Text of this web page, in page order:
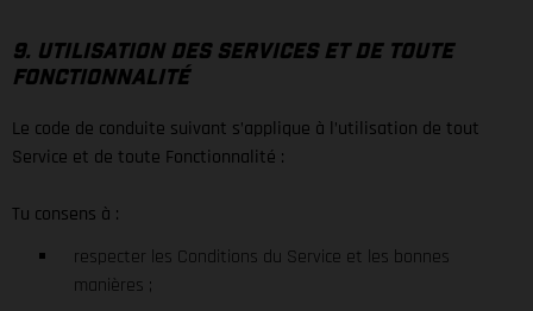
9. UTILISATION DES SERVICES ET DE TOUTE
FONCTIONNALITÉ
Le code de conduite suivant s’applique à l’utilisation de tout
Service et de toute Fonctionnalité :
Tu consens à :
respecter les Conditions du Service et les bonnes
manières ;